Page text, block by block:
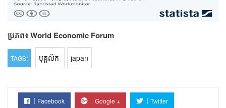
ប្រភព៖ World Economic Forum
TAGS: បុគ្គលិក japan
Facebook Google +
Twitter